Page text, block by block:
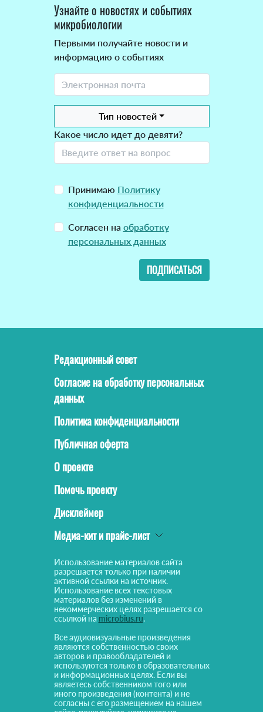
Узнайте о новостях и событиях
микробиологии
Первыми получайте новости и
информацию о событиях
Тип новостей
Какое число идет до девяти?
Принимаю Политику
конфиденциальности
Согласен на обработку
персональных данных
ПОДПИСАТЬСЯ
Редакционный совет
Согласие на обработку персональных
данных
Политика конфиденциальности
Публичная оферта
О проекте
Помочь проекту
Дисклеймер
Медиа-кит и прайс-лист
Использование материалов сайта
разрешается только при наличии
активной ссылки на источник.
Использование всех текстовых
материалов без изменений в
некоммерческих целях разрешается со
ссылкой на microbius.ru.
Все аудиовизуальные произведения
являются собственностью своих
авторов и правообладателей и
используются только в образовательных
и информационных целях. Если вы
являетесь собственником того или
иного произведения (контента) и не
согласны с его размещением на нашем